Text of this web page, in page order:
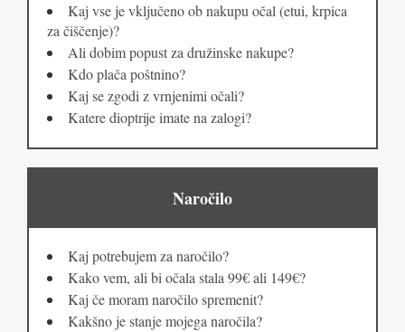
Kaj vse je vključeno ob nakupu očal (etui, krpica
za čiščenje)?
Ali dobim popust za družinske nakupe?
Kdo plača poštnino?
Kaj se zgodi z vrnjenimi očali?
Katere dioptrije imate na zalogi?
Naročilo
Kaj potrebujem za naročilo?
Kako vem, ali bi očala stala 99€ ali 149€?
Kaj če moram naročilo spremenit?
Kakšno je stanje mojega naročila?